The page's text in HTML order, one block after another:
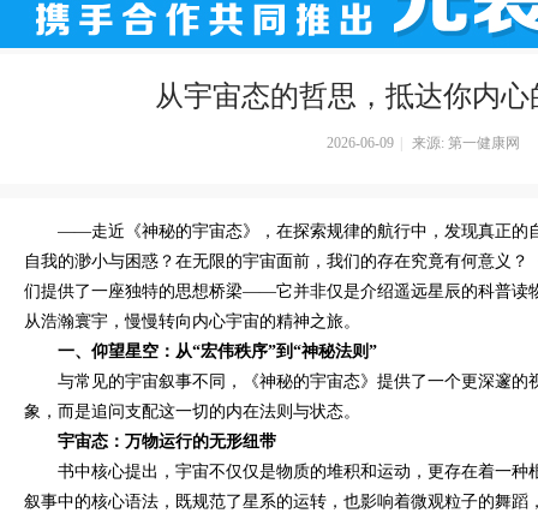
› ›
从宇宙态的哲思，抵达你内
2026-06-09 来源: 第一健康网
——走近《神秘的宇宙态》，在探索规律的航行中，发现真正的
自我的渺小与困惑？在无限的宇宙面前，我们的存在究竟有何意义
们提供了一座独特的思想桥梁——它并非仅是介绍遥远星辰的科普读
从浩瀚寰宇，慢慢转向内心宇宙的精神之旅。
一、仰望星空：从“宏伟秩序”到“神秘法则”
与常见的宇宙叙事不同，《神秘的宇宙态》提供了一个更深邃的
象，而是追问支配这一切的内在法则与状态。
宇宙态：万物运行的无形纽带
书中核心提出，宇宙不仅仅是物质的堆积和运动，更存在着一种
叙事中的核心语法，既规范了星系的运转，也影响着微观粒子的舞蹈